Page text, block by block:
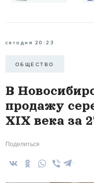
сегодня 20:23
ОБЩЕСТВО
В
продажу
XIX века за
Поделиться